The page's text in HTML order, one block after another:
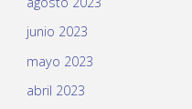
junio 2023
mayo 2023
abril 2023